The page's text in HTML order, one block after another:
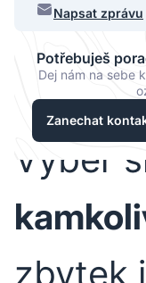
Napsat zprávu
Potřebuješ
Dej nám na sebe
Zanechat
Vyber
zbytek